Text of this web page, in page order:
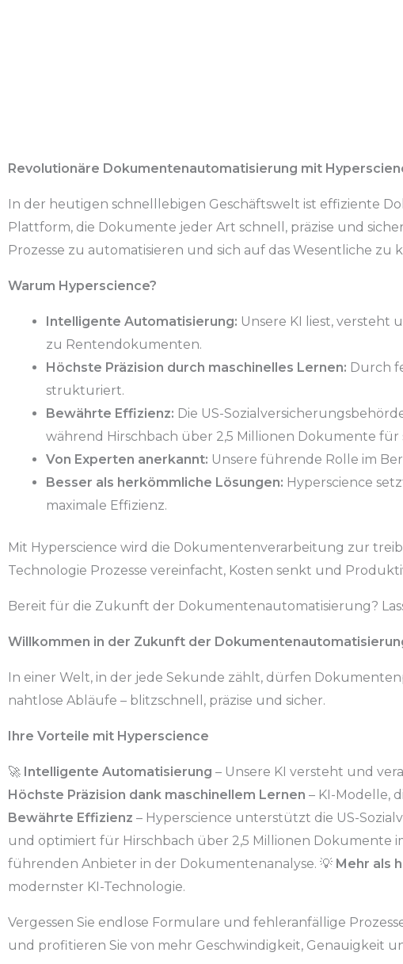
Revolutionäre Dokumentenautomatisierung mit
In der heutigen schnelllebigen Geschäftswelt ist effiziente
Plattform, die Dokumente jeder Art schnell, präzise und
Prozesse zu automatisieren und sich auf das Wesentliche zu
Warum Hyperscience?
Intelligente Automatisierung: Unsere KI liest, versteht
zu Rentendokumenten.
Höchste Präzision durch maschinelles Lernen: Durch
strukturiert.
Bewährte Effizienz: Die US-
während Hirschbach über 2,5 Millionen Dokumente
Von Experten anerkannt: Unsere führende Rolle im
Besser als herkömmliche Lösungen: Hyperscience
maximale Effizienz.
Mit Hyperscience wird die Dokumentenverarbeitung zur
Technologie Prozesse vereinfacht, Kosten senkt und
Bereit für die Zukunft der Dokumentenautomatisierung?
Willkommen in der Zukunft der
In einer Welt, in der jede Sekunde zählt, dürfen
nahtlose Abläufe – blitzschnell, präzise und sicher.
Ihre Vorteile mit Hyperscience
🚀 Intelligente Automatisierung – Unsere KI versteht und
Höchste Präzision dank maschinellem Lernen – KI-Modelle,
Bewährte Effizienz – Hyperscience unterstützt die US-
und optimiert für Hirschbach über 2,5 Millionen Dokumente
führenden Anbieter in der Dokumentenanalyse. 💡 Mehr als
modernster KI-Technologie.
Vergessen Sie endlose Formulare und fehleranfällige
und profitieren Sie von mehr Geschwindigkeit, Genauigkeit